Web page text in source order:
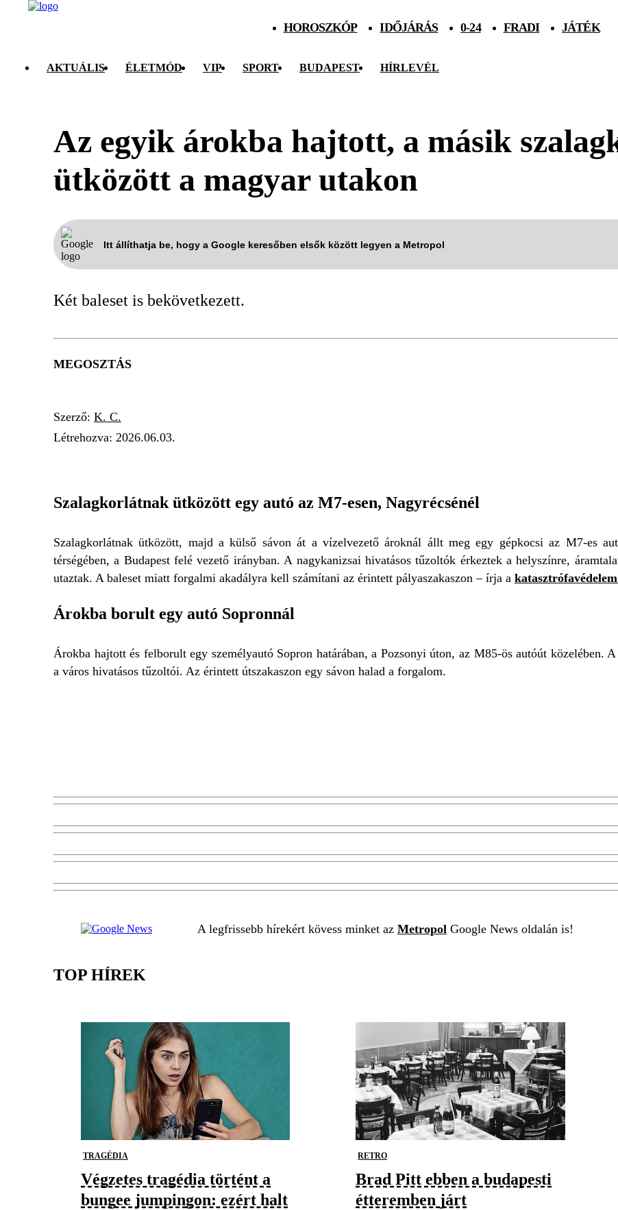
HOROSZKÓP IDŐJÁRÁS 0-24 FRADI JÁTÉK
AKTUÁLIS ÉLETMÓD VIP SPORT BUDAPEST HÍRLEVÉL
Az egyik árokba hajtott, a másik
ütközött a magyar utakon
Itt állíthatja be, hogy a Google keresőben elsők között legyen a Metropol
Két baleset is bekövetkezett.
MEGOSZTÁS
Szerző: K. C.
Létrehozva: 2026.06.03.
Szalagkorlátnak ütközött egy autó az M7-esen, Nagyrécsénél
Szalagkorlátnak ütközött, majd a külső sávon át a vízelvezető ároknál állt meg egy gépkocsi az M7-es
térségében, a Budapest felé vezető irányban. A nagykanizsai hivatásos tűzoltók érkeztek a helyszínre,
utaztak. A baleset miatt forgalmi akadályra kell számítani az érintett pályaszakaszon – írja a
Árokba borult egy autó Sopronnál
Árokba hajtott és felborult egy személyautó Sopron határában, a Pozsonyi úton, az M85-ös autóút közelében.
a város hivatásos tűzoltói. Az érintett útszakaszon egy sávon halad a forgalom.
A legfrissebb hírekért kövess minket az Metropol Google News oldalán is!
TOP HÍREK
TRAGÉDIA
Végzetes tragédia történt a
bungee jumpingon: ezért halt
RETRO
Brad Pitt ebben a budapesti
étteremben járt